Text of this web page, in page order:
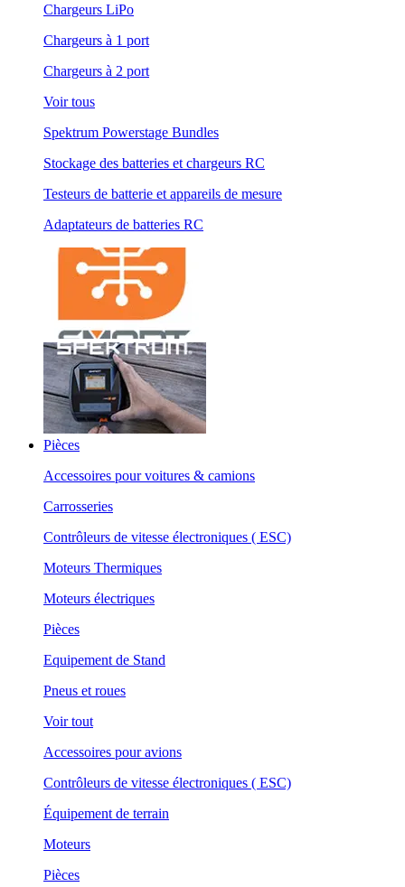
Chargeurs LiPo
Chargeurs à 1 port
Chargeurs à 2 port
Voir tous
Spektrum Powerstage Bundles
Stockage des batteries et chargeurs RC
Testeurs de batterie et appareils de mesure
Adaptateurs de batteries RC
Pièces
Accessoires pour voitures & camions
Carrosseries
Contrôleurs de vitesse électroniques ( ESC)
Moteurs Thermiques
Moteurs électriques
Pièces
Equipement de Stand
Pneus et roues
Voir tout
Accessoires pour avions
Contrôleurs de vitesse électroniques ( ESC)
Équipement de terrain
Moteurs
Pièces